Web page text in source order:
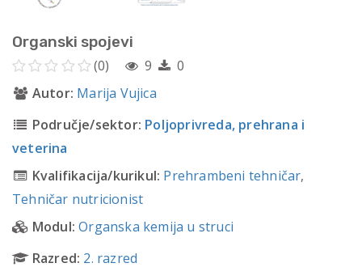
Organski spojevi
(0) 9
0
Autor: Marija Vujica
Područje/sektor: Poljoprivreda, prehrana i
veterina
Kvalifikacija/kurikul: Prehrambeni tehničar,
Tehničar nutricionist
Modul: Organska kemija u struci
Razred: 2. razred